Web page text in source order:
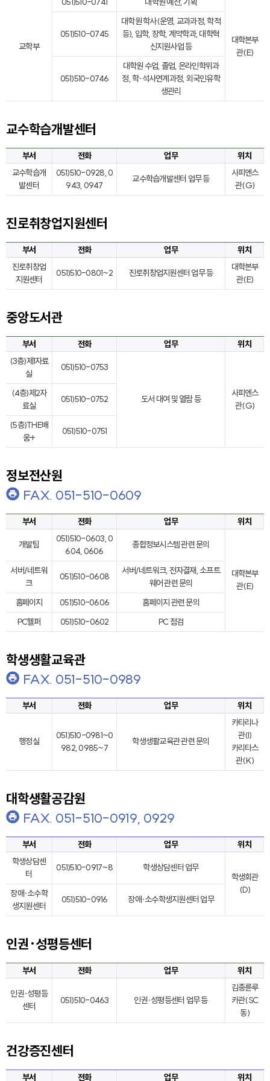
교학부
대학본부
관(E)
051)510-0745
대학원 학사(운영, 교과과정, 학적
등), 입학, 장학, 계약학과, 대학혁
신지원사업 등
051)510-0746
대학원 수업, 졸업, 온라인학위과
정, 학·석사연계과정, 외국인유학
생관리
교수학습개발센터
부서 전화 업무
위치
교수학습개
발센터
051)510-0928, 0
943, 0947
교수학습개발센터 업무 등
사피엔스
관(G)
진로취창업지원센터
부서 전화 업무
위치
진로취창업
지원센터
051)510-0801~2 진로취창업지원센터 업무 등
대학본부
관(E)
중앙도서관
부서 전화 업무
위치
(3층)제1자료
실
051)510-0753
도서 대여 및 열람 등
사피엔스
관(G)
(4층)제2자
료실
051)510-0752
(5층)THE배
움+
051)510-0751
정보전산원
FAX. 051-510-0609
부서 전화 업무 위치
개발팀
051)510-0603, 0
604, 0606
종합정보시스템 관련 문의
대학본부
관(E)
서버/네트워
크
051)510-0608
서버/네트워크, 전자결재, 소프트
웨어 관련 문의
홈페이지
051)510-0606
홈페이지 관련 문의
PC헬퍼
051)510-0602 PC 점검
학생생활교육관
FAX. 051-510-0989
부서 전화 업무 위치
행정실
051)510-0981~0
982, 0985~7
학생생활교육관 관련 문의
카타리나
관(I)
카리타스
관(K)
대학생활공감원
FAX. 051-510-0919, 0929
부서 전화 업무
위치
학생상담센
터
051)510-0917~8
학생상담센터 업무
학생회관
(D)
장애·소수학
생지원센터
051)510-0916 장애·소수학생지원센터 업무
인권·성평등센터
부서 전화 업무 위치
인권·성평등
센터
051)510-0463 인권·성평등센터 업무 등
김종륜루
카관(SC
동)
건강증진센터
부서 전화 업무
위치